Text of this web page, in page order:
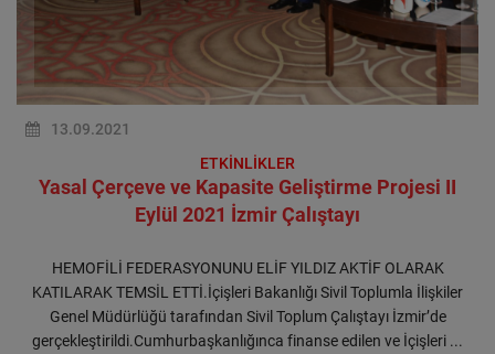
13.09.2021
ETKİNLİKLER
Yasal Çerçeve ve Kapasite Geliştirme Projesi II
Eylül 2021 İzmir Çalıştayı
HEMOFİLİ FEDERASYONUNU ELİF YILDIZ AKTİF OLARAK
KATILARAK TEMSİL ETTİ.İçişleri Bakanlığı Sivil Toplumla İlişkiler
Genel Müdürlüğü tarafından Sivil Toplum Çalıştayı İzmir’de
gerçekleştirildi.Cumhurbaşkanlığınca finanse edilen ve İçişleri ...